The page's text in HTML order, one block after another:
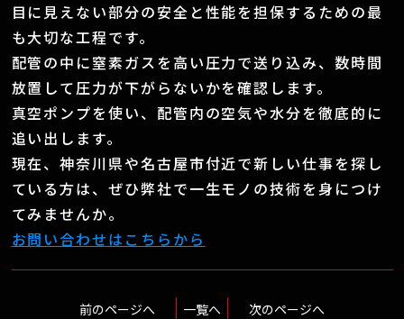
目に見えない部分の安全と性能を担保するための最
も大切な工程です。
配管の中に窒素ガスを高い圧力で送り込み、数時間
放置して圧力が下がらないかを確認します。
真空ポンプを使い、配管内の空気や水分を徹底的に
追い出します。
現在、神奈川県や名古屋市付近で新しい仕事を探し
ている方は、ぜひ弊社で一生モノの技術を身につけ
てみませんか。
お問い合わせはこちらから
前のページへ 一覧へ 次のページへ